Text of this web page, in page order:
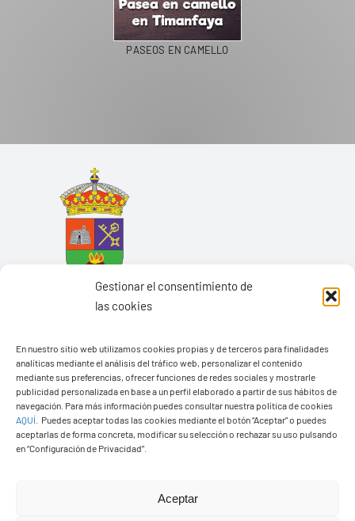
Gestionar el consentimiento de
las cookies
En nuestro sitio web utilizamos cookies propias y de terceros para finalidades
analíticas mediante el análisis del tráfico web, personalizar el contenido
mediante sus preferencias, ofrecer funciones de redes sociales y mostrarle
publicidad personalizada en base a un perfil elaborado a partir de sus hábitos de
navegación. Para más información puedes consultar nuestra política de cookies
AQUÍ
Puedes aceptar todas las cookies mediante el botón “Aceptar” o puedes
aceptarlas de forma concreta, modificar su selección o rechazar su uso pulsando
en “Configuración de Privacidad”.
Aceptar
PASEOS EN CAMELLO
Ayuntamiento de Yaiza
Pza. de Los Remedios, 1
35570 – Yaiza
928 83 62 20